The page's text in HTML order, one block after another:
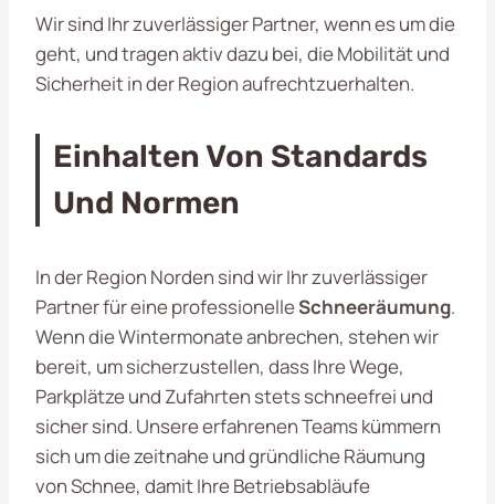
Wir sind Ihr zuverlässiger Partner, wenn es um die
geht, und tragen aktiv dazu bei, die Mobilität und
Sicherheit in der Region aufrechtzuerhalten.
Einhalten Von Standards
Und Normen
In der Region Norden sind wir Ihr zuverlässiger
Partner für eine professionelleSchneeräumung.
Wenn die Wintermonate anbrechen, stehen wir
bereit, um sicherzustellen, dass Ihre Wege,
Parkplätze und Zufahrten stets schneefrei und
sicher sind. Unsere erfahrenen Teams kümmern
sich um die zeitnahe und gründliche Räumung
von Schnee, damit Ihre Betriebsabläufe